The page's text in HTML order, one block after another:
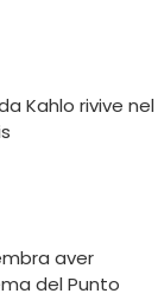
Kahlo rivive nel
aver
del Punto